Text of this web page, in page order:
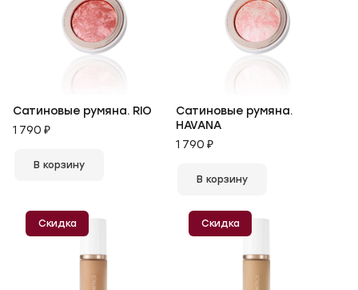
Сатиновые румяна. RIO
1 790 ₽
В корзину
Сатиновые румяна.
HAVANA
1 790 ₽
В корзину
Скидка Скидка